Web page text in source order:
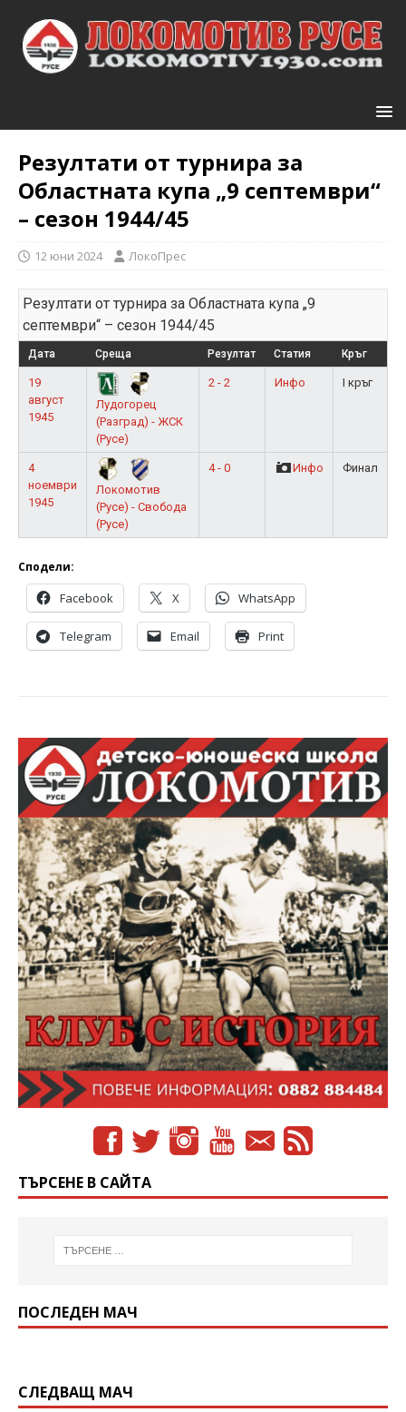
Резултати от турнира за
Областната купа „9 септември“
– сезон 1944/45
12 юни 2024 ЛокоПрес
Резултати от турнира за Областната купа „9
септември“ – сезон 1944/45
Дата Среща Резултат Статия Кръг
19
август
1945
Лудогорец
(Разград) - ЖСК
(Русе)
2 - 2 Инфо I кръг
4
ноември
1945
Локомотив
(Русе) - Свобода
(Русе)
4 - 0 Инфо Финал
Сподели:
Facebook X WhatsApp
Telegram Email Print
ТЪРСЕНЕ В САЙТА
ПОСЛЕДЕН МАЧ
СЛЕДВАЩ МАЧ